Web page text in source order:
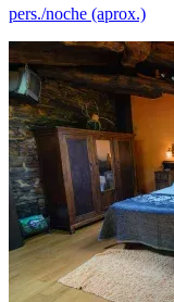
pers./noche (aprox.)